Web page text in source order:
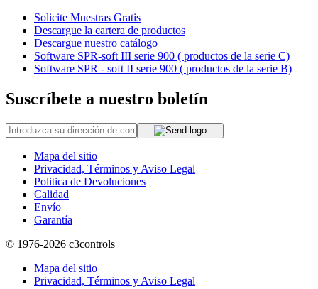
Solicite Muestras Gratis
Descargue la cartera de productos
Descargue nuestro catálogo
Software SPR-soft III serie 900 ( productos de la serie C)
Software SPR - soft II serie 900 ( productos de la serie B)
Suscríbete a nuestro boletín
Mapa del sitio
Privacidad, Términos y Aviso Legal
Politica de Devoluciones
Calidad
Envío
Garantía
© 1976-2026 c3controls
Mapa del sitio
Privacidad, Términos y Aviso Legal